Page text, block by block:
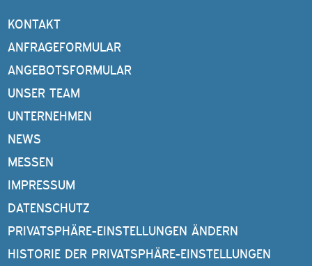
KONTAKT
ANFRAGEFORMULAR
ANGEBOTSFORMULAR
UNSER TEAM
UNTERNEHMEN
NEWS
MESSEN
IMPRESSUM
DATENSCHUTZ
PRIVATSPHÄRE-EINSTELLUNGEN ÄNDERN
HISTORIE DER PRIVATSPHÄRE-EINSTELLUNGEN